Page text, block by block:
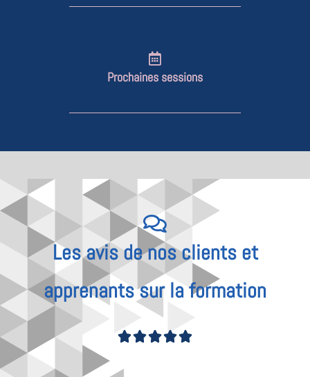
Prochaines sessions
Les avis de nos clients et
apprenants sur la formation
Noté